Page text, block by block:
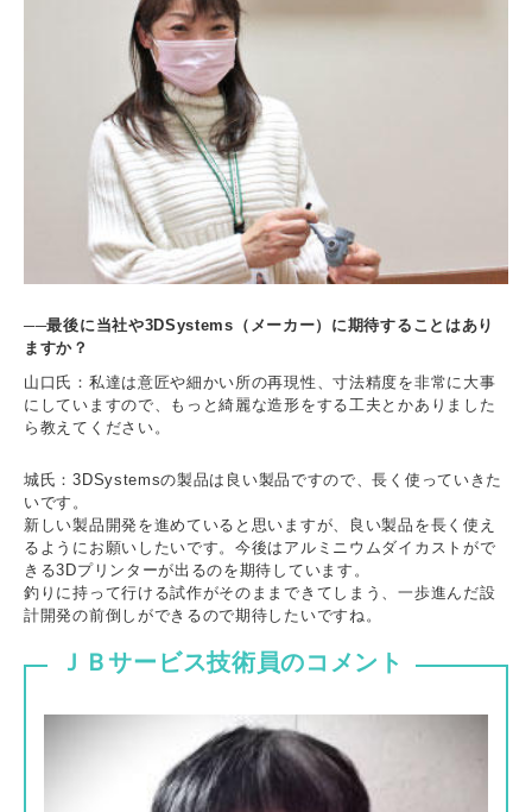
──最後に当社や3DSystems（メーカー）に期待することはあり
ますか？
山口氏：私達は意匠や細かい所の再現性、寸法精度を非常に大事
にしていますので、もっと綺麗な造形をする工夫とかありました
ら教えてください。
城氏：3DSystemsの製品は良い製品ですので、長く使っていきた
いです。
新しい製品開発を進めていると思いますが、良い製品を長く使え
るようにお願いしたいです。今後はアルミニウムダイカストがで
きる3Dプリンターが出るのを期待しています。
釣りに持って行ける試作がそのままできてしまう、一歩進んだ設
計開発の前倒しができるので期待したいですね。
ＪＢサービス技術員のコメント